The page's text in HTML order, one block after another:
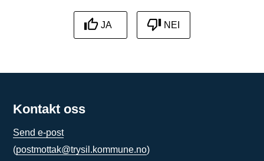
JA NEI
Kontakt oss
Send e-post
(postmottak@trysil.kommune.no)